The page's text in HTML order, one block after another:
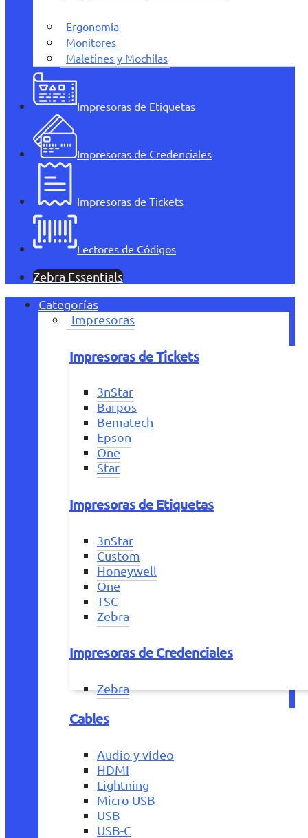
Ergonomía
Monitores
Maletines y Mochilas
Impresoras de Etiquetas
Impresoras de Credenciales
Impresoras de Tickets
Lectores de Códigos
Zebra Essentials
Categorías
Impresoras
Impresoras de Tickets
3nStar
Barpos
Bematech
Epson
One
Star
Impresoras de Etiquetas
3nStar
Custom
Honeywell
One
TSC
Zebra
Impresoras de Credenciales
Zebra
Cables
Audio y vídeo
HDMI
Lightning
Micro USB
USB
USB-C